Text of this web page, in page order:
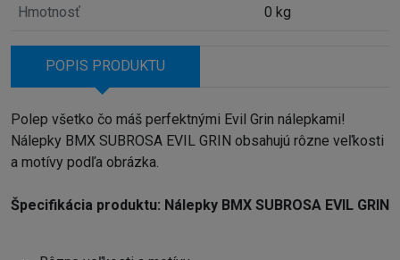
Hmotnosť 0 kg
POPIS PRODUKTU
Polep všetko čo máš perfektnými Evil Grin nálepkami!
Nálepky BMX SUBROSA EVIL GRIN obsahujú rôzne veľkosti
a motívy podľa obrázka.
Špecifikácia produktu: Nálepky BMX SUBROSA EVIL GRIN